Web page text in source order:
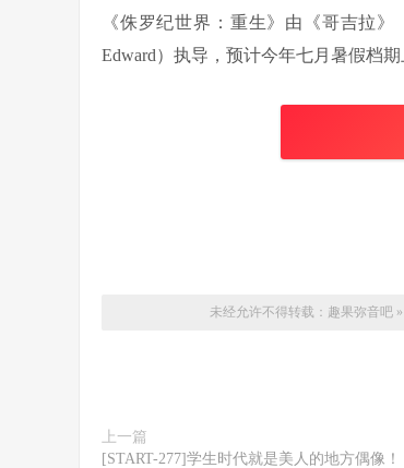
《侏罗纪世界：重生》由《哥吉拉》
Edward）执导，预计今年七月暑假档期
未经允许不得转载： 趣果弥音吧 »
上一篇
[START-277]学生时代就是美人的地方偶像